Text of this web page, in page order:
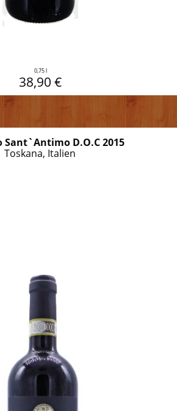
0,75 l
38,90 €
Sant`Antimo D.O.C 2015
Toskana, Italien